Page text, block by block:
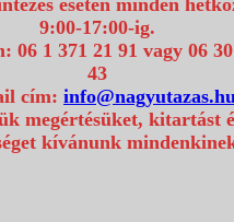
esetén minden
9:00-17:00-ig.
06 1 371 21 91 vagy 06
43
cím:
megértésüket, kitartást
kívánunk